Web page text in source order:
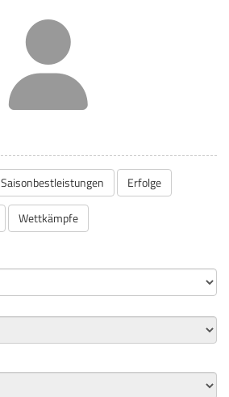
Saisonbestleistungen Erfolge
Wettkämpfe